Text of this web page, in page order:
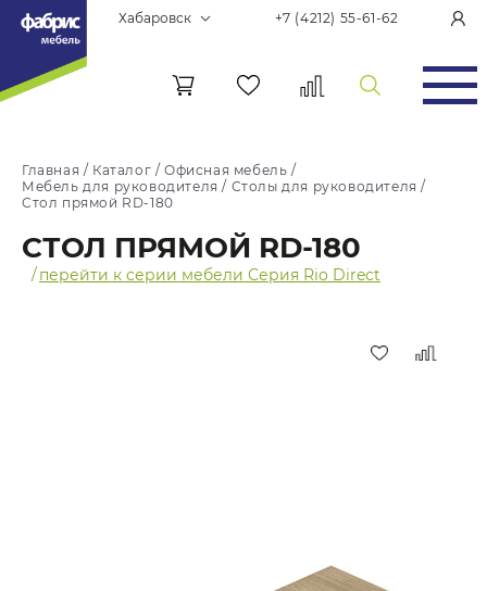
Хабаровск +7 (4212) 55-61-62
Главная / Каталог /Офисная мебель /
Мебель для руководителя / Столы для руководителя /
Стол прямой RD-180
СТОЛ ПРЯМОЙ RD-180
/перейти к серии мебели Серия Rio Direct